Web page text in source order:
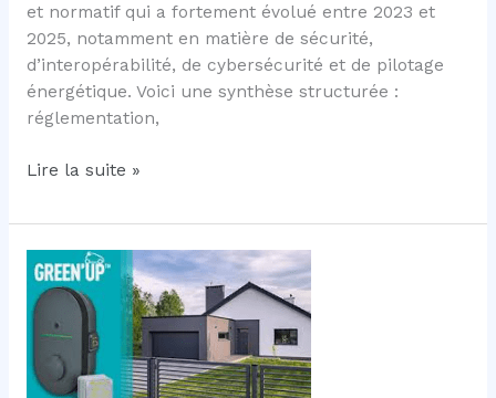
et normatif qui a fortement évolué entre 2023 et
2025, notamment en matière de sécurité,
d’interopérabilité, de cybersécurité et de pilotage
énergétique. Voici une synthèse structurée :
réglementation,
Supervision
bornes
de
recharge
réglementation,
normes
et
Lire la suite »